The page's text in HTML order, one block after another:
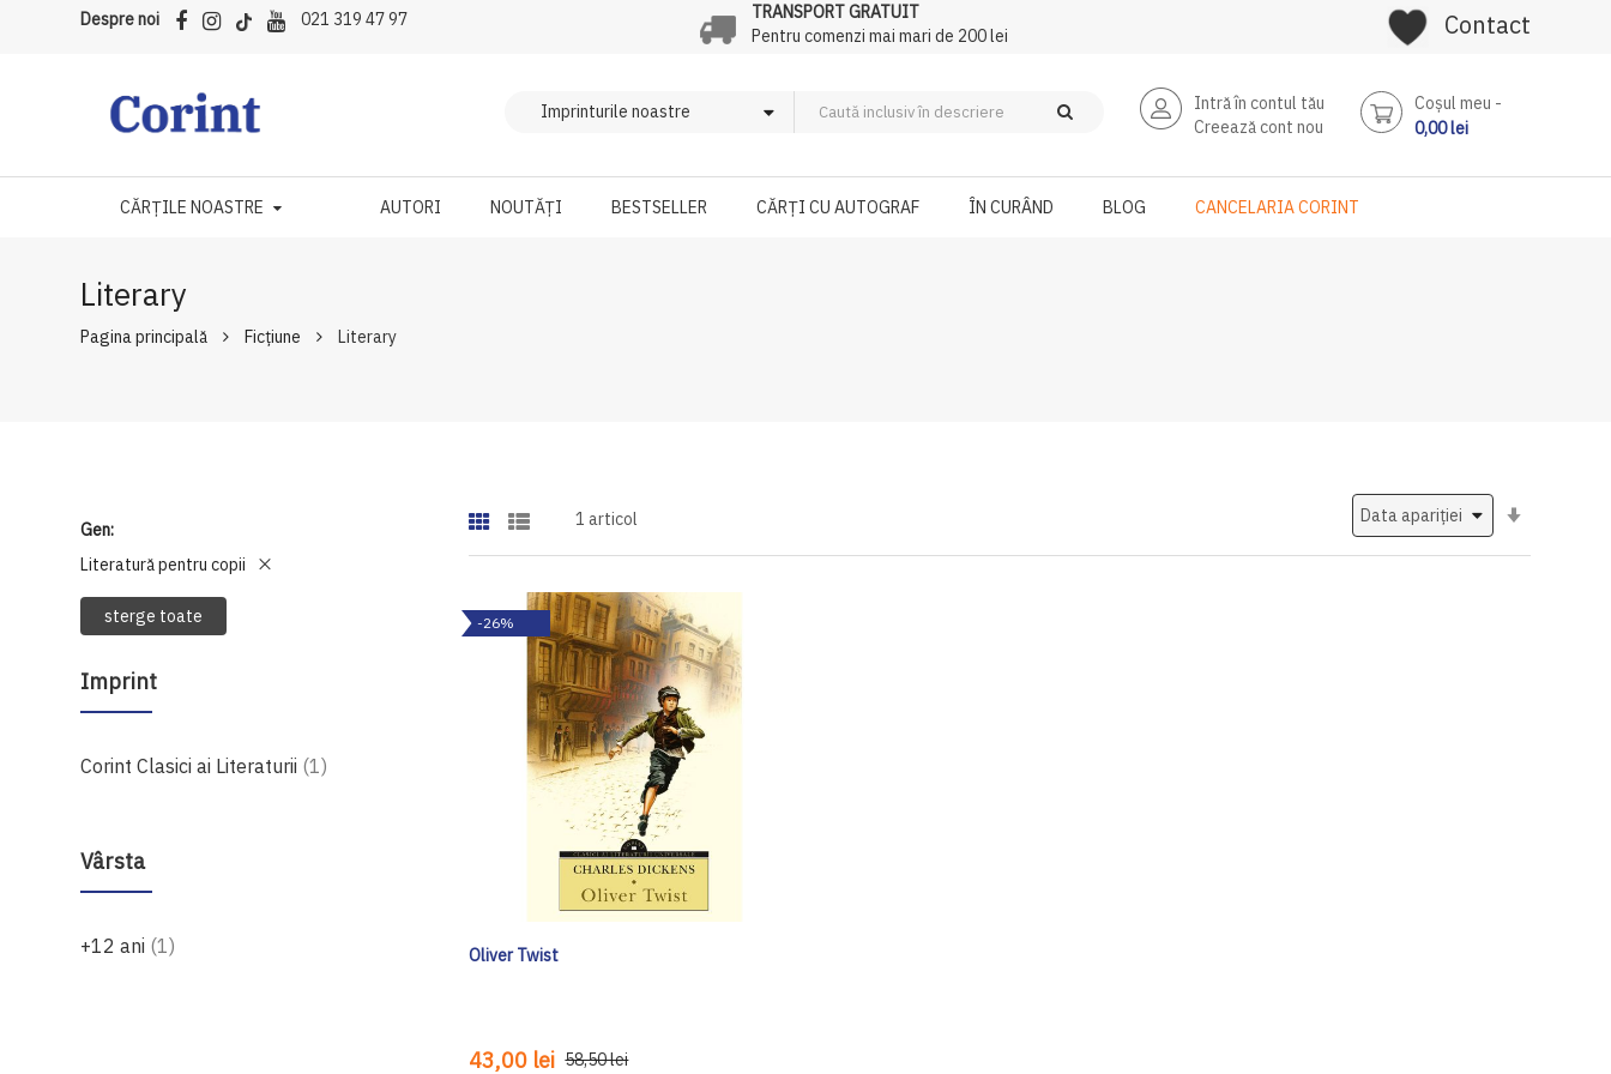
Despre noi 021 319 47 97
TRANSPORT GRATUIT
Pentru comenzi mai mari de 200 lei
Contact
Intră în contul tău
Creează cont nou
Coşul meu
0,00 lei
CĂRȚILE NOASTRE AUTORI NOUTĂȚI BESTSELLER CĂRȚI CU AUTOGRAF ÎN CURÂND BLOG CANCELARIA CORINT
Literary
Pagina principală Ficțiune Literary
Gen
Literatură pentru copii
sterge toate
Imprint
Corint Clasici ai Literaturii 1produs
Vârsta
+12 ani 1produs
1 articol
-26%
Oliver Twist
43,00 lei 58,50 lei